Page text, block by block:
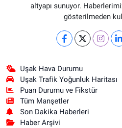
altyapı sunuyor.
gösterilmeden
Uşak Hava Durumu
Uşak Trafik Yoğunluk Haritası
Puan Durumu ve Fikstür
Tüm Manşetler
Son Dakika Haberleri
Haber Arşivi